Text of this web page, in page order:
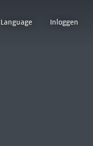
Language Inloggen